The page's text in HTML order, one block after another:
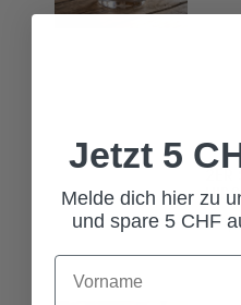
2ER
Jetzt 5
Melde dich hier zu
und spare 5 CHF